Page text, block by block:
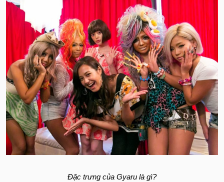
Đặc trưng của Gyaru là gì?